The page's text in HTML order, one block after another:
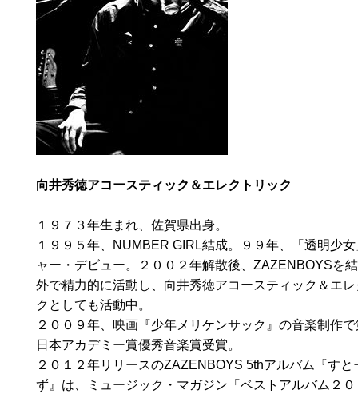
向井秀徳アコースティック＆エレクトリック
１９７３年生まれ、佐賀県出身。
１９９５年、NUMBER GIRL結成。９９年、「透明少
ャー・デビュー。２００２年解散後、ZAZENBOYSを
外で精力的に活動し、向井秀徳アコースティック＆エ
クとしても活動中。
２００９年、映画『少年メリケンサック』の音楽制作
日本アカデミー賞優秀音楽賞受賞。
２０１２年リリースのZAZENBOYS 5thアルバム『すと
ず』は、ミュージック・マガジン「ベストアルバム２